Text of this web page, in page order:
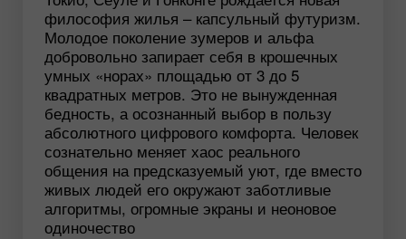
философия жилья – капсульный футуризм.
Молодое поколение зумеров и альфа
добровольно запирает себя в крошечных
умных «норах» площадью от 3 до 5
квадратных метров. Это не вынужденная
бедность, а осознанный выбор в пользу
абсолютного цифрового комфорта. Человек
сознательно меняет хаос реального
общения на предсказуемый уют, где вместо
живых людей его окружают заботливые
алгоритмы, огромные экраны и неоновое
одиночество